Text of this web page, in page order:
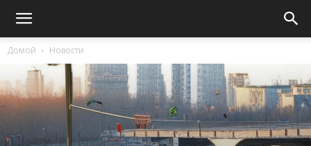
Домой Новости